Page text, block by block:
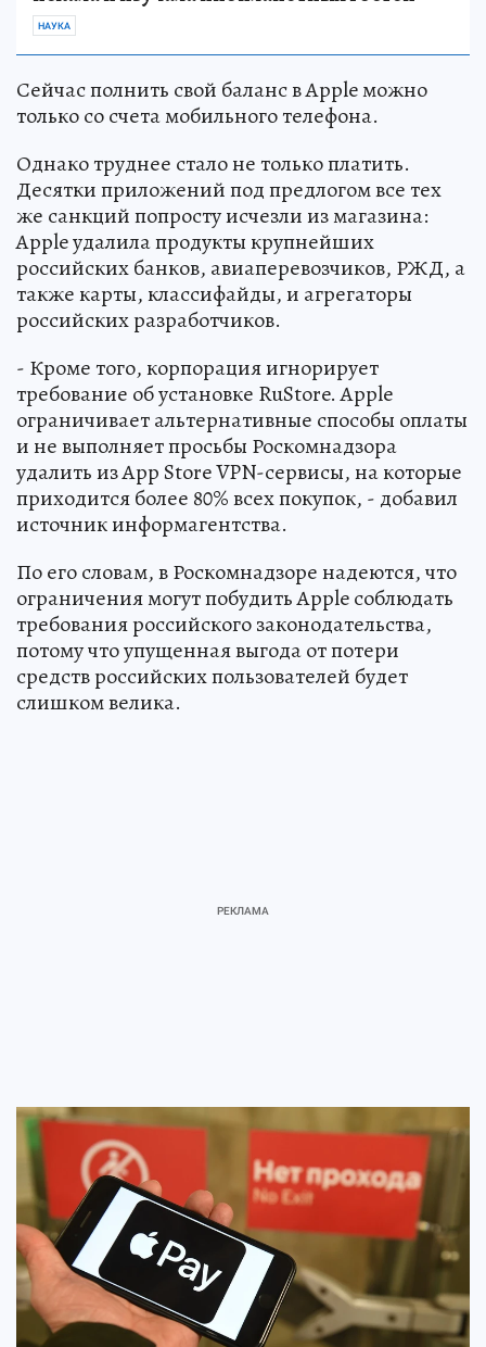
НАУКА
Сейчас полнить свой баланс в Apple можно
только со счета мобильного телефона.
Однако труднее стало не только платить.
Десятки приложений под предлогом все тех
же санкций попросту исчезли из магазина:
Apple удалила продукты крупнейших
российских банков, авиаперевозчиков, РЖД, а
также карты, классифайды, и агрегаторы
российских разработчиков.
- Кроме того, корпорация игнорирует
требование об установке RuStore. Apple
ограничивает альтернативные способы оплаты
и не выполняет просьбы Роскомнадзора
удалить из App Store VPN-сервисы, на которые
приходится более 80% всех покупок, - добавил
источник информагентства.
По его словам, в Роскомнадзоре надеются, что
ограничения могут побудить Apple соблюдать
требования российского законодательства,
потому что упущенная выгода от потери
средств российских пользователей будет
слишком велика.